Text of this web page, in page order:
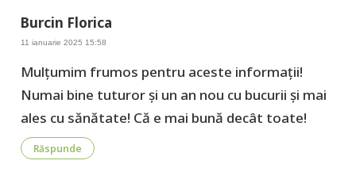
Burcin Florica
11 ianuarie 2025 15:58
Mulțumim frumos pentru aceste informații!
Numai bine tuturor și un an nou cu bucurii și mai
ales cu sănătate! Că e mai bună decât toate!
Răspunde